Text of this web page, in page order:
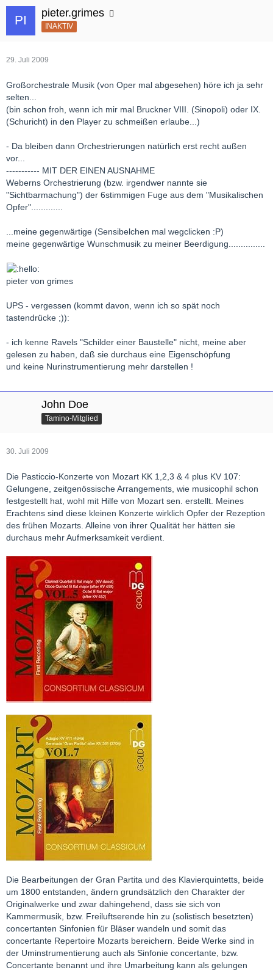
pieter.grimes
INAKTIV
29. Juli 2009
Großorchestrale Musik (von Oper mal abgesehen) höre ich ja sehr
selten...
(bin schon froh, wenn ich mir mal Bruckner VIII. (Sinopoli) oder IX.
(Schuricht) in den Player zu schmeißen erlaube...)
- Da bleiben dann Orchestrierungen natürlich erst recht außen
vor...
----------- MIT DER EINEN AUSNAHME
Weberns Orchestrierung (bzw. irgendwer nannte sie
"Sichtbarmachung") der 6stimmigen Fuge aus dem "Musikalischen
Opfer".............
...meine gegenwärtige (Sensibelchen mal wegclicken :P)
meine gegenwärtige Wunschmusik zu meiner Beerdigung...............
pieter von grimes
UPS - vergessen (kommt davon, wenn ich so spät noch
tastendrücke ;)):
- ich kenne Ravels "Schilder einer Baustelle" nicht, meine aber
gelesen zu haben, daß sie durchaus eine Eigenschöpfung
und keine Nurinstrumentierung mehr darstellen !
John Doe
Tamino-Mitglied
30. Juli 2009
Die Pasticcio-Konzerte von Mozart KK 1,2,3 & 4 plus KV 107:
Gelungene, zeitgenössische Arrangements, wie musicophil schon
festgestellt hat, wohl mit Hilfe von Mozart sen. erstellt. Meines
Erachtens sind diese kleinen Konzerte wirklich Opfer der Rezeption
des frühen Mozarts. Alleine von ihrer Qualität her hätten sie
durchaus mehr Aufmerksamkeit verdient.
Die Bearbeitungen der Gran Partita und des Klavierquintetts, beide
um 1800 entstanden, ändern grundsätzlich den Charakter der
Originalwerke und zwar dahingehend, dass sie sich von
Kammermusik, bzw. Freiluftserende hin zu (solistisch besetzten)
concertanten Sinfonien für Bläser wandeln und somit das
concertante Repertoire Mozarts bereichern. Beide Werke sind in
der Uminstrumentierung auch als Sinfonie concertante, bzw.
Concertante benannt und ihre Umarbeitung kann als gelungen